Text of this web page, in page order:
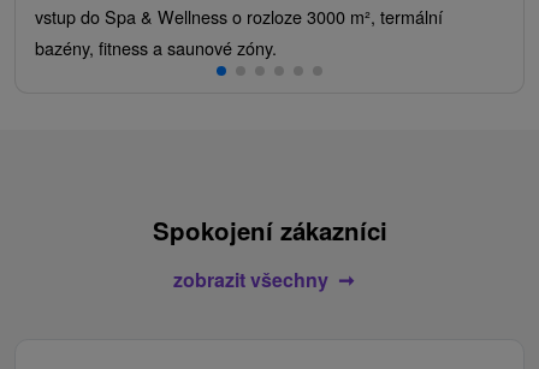
vstup do Spa & Wellness o rozloze 3000 m², termální
bazény, fitness a saunové zóny.
Spokojení zákazníci
zobrazit všechny